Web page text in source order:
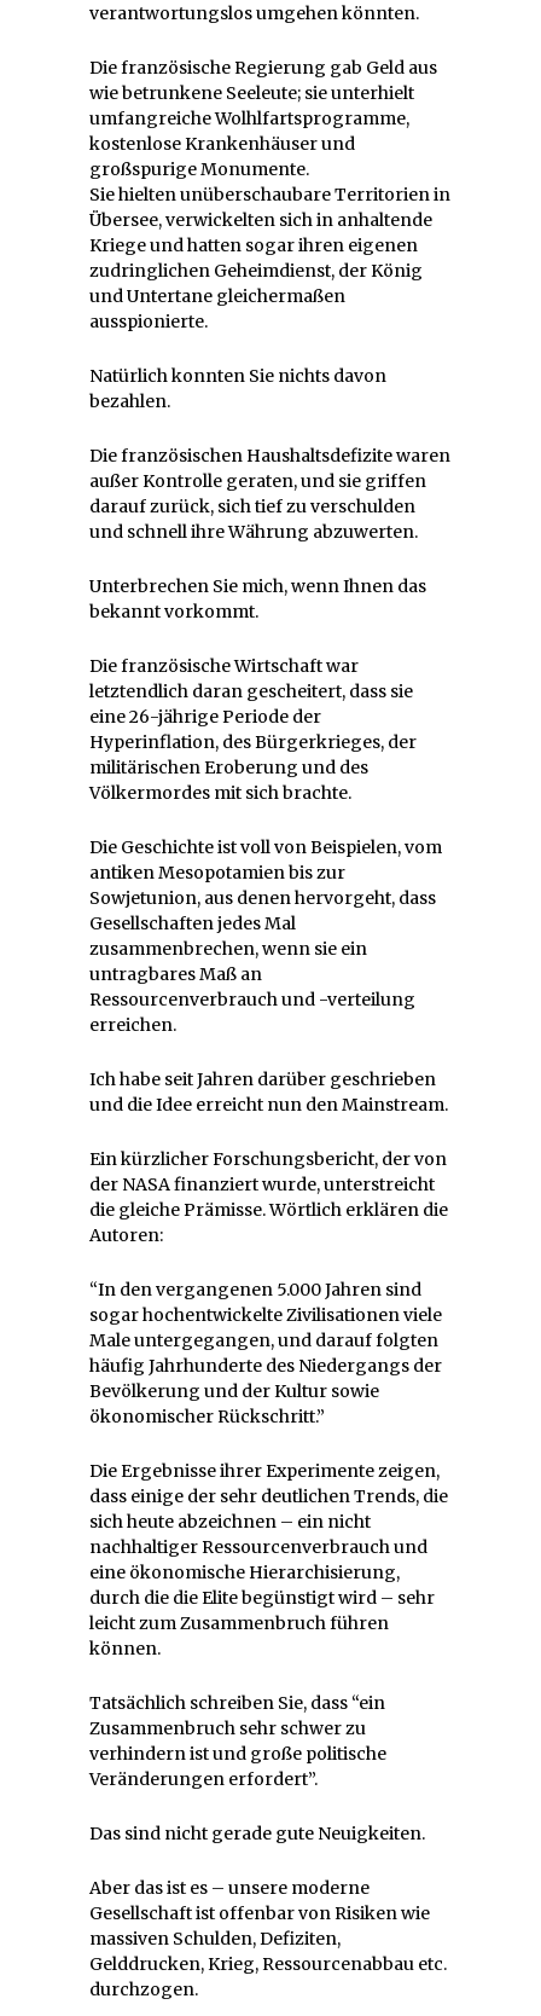
verantwortungslos umgehen könnten.
Die französische Regierung gab Geld aus
wie betrunkene Seeleute; sie unterhielt
umfangreiche Wolhlfartsprogramme,
kostenlose Krankenhäuser und
großspurige Monumente.
Sie hielten unüberschaubare Territorien in
Übersee, verwickelten sich in anhaltende
Kriege und hatten sogar ihren eigenen
zudringlichen Geheimdienst, der König
und Untertane gleichermaßen
ausspionierte.
Natürlich konnten Sie nichts davon
bezahlen.
Die französischen Haushaltsdefizite waren
außer Kontrolle geraten, und sie griffen
darauf zurück, sich tief zu verschulden
und schnell ihre Währung abzuwerten.
Unterbrechen Sie mich, wenn Ihnen das
bekannt vorkommt.
Die französische Wirtschaft war
letztendlich daran gescheitert, dass sie
eine 26-jährige Periode der
Hyperinflation, des Bürgerkrieges, der
militärischen Eroberung und des
Völkermordes mit sich brachte.
Die Geschichte ist voll von Beispielen, vom
antiken Mesopotamien bis zur
Sowjetunion, aus denen hervorgeht, dass
Gesellschaften jedes Mal
zusammenbrechen, wenn sie ein
untragbares Maß an
Ressourcenverbrauch und -verteilung
erreichen.
Ich habe seit Jahren darüber geschrieben
und die Idee erreicht nun den Mainstream.
Ein kürzlicher Forschungsbericht, der von
der NASA finanziert wurde, unterstreicht
die gleiche Prämisse. Wörtlich erklären die
Autoren:
“In den vergangenen 5.000 Jahren sind
sogar hochentwickelte Zivilisationen viele
Male untergegangen, und darauf folgten
häufig Jahrhunderte des Niedergangs der
Bevölkerung und der Kultur sowie
ökonomischer Rückschritt.”
Die Ergebnisse ihrer Experimente zeigen,
dass einige der sehr deutlichen Trends, die
sich heute abzeichnen – ein nicht
nachhaltiger Ressourcenverbrauch und
eine ökonomische Hierarchisierung,
durch die die Elite begünstigt wird – sehr
leicht zum Zusammenbruch führen
können.
Tatsächlich schreiben Sie, dass “ein
Zusammenbruch sehr schwer zu
verhindern ist und große politische
Veränderungen erfordert”.
Das sind nicht gerade gute Neuigkeiten.
Aber das ist es – unsere moderne
Gesellschaft ist offenbar von Risiken wie
massiven Schulden, Defiziten,
Gelddrucken, Krieg, Ressourcenabbau etc.
durchzogen.